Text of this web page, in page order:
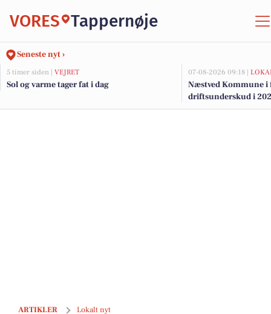
VORES Tappernøje
Seneste nyt ›
5 timer siden | VEJRET
Sol og varme tager fat i dag
07-08-2026 09:18 |
Næstved Kommune i
driftsunderskud i
på vej for at bevare
ARTIKLER Lokalt nyt
Nye oplevelsesskilte skal inspirere turister og borgere til at opdage